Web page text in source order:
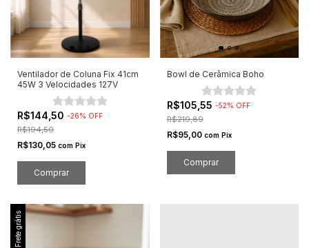
Ventilador de Coluna Fix 41cm
45W 3 Velocidades 127V
R$144,50 -26% OFF
R$194,50
R$130,05 com Pix
Bowl de Cerâmica Boho
R$105,55 -52% OFF
R$219,89
R$95,00 com Pix
Comprar
Frete grátis